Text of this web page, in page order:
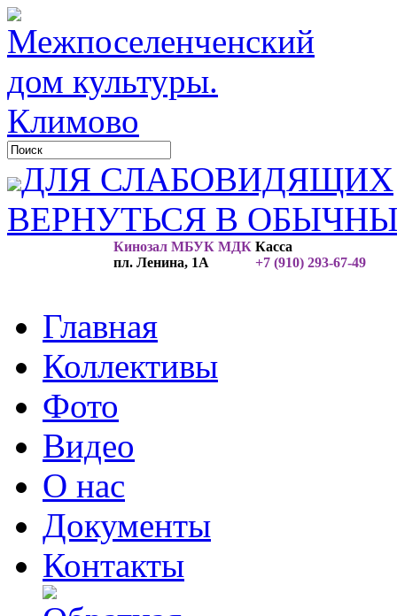
ДЛЯ СЛАБОВИДЯЩИХ
ВЕРНУТЬСЯ В
Кинозал МБУК МДК
пл. Ленина, 1А
Касса
+7 (910) 293-67-49
Главная
Коллективы
Фото
Видео
О нас
Документы
Контакты